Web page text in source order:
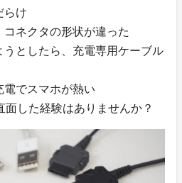
らけ
ネクタの形状が違った
としたら、充電専用ケーブル
でスマホが熱い
面した経験はありませんか？